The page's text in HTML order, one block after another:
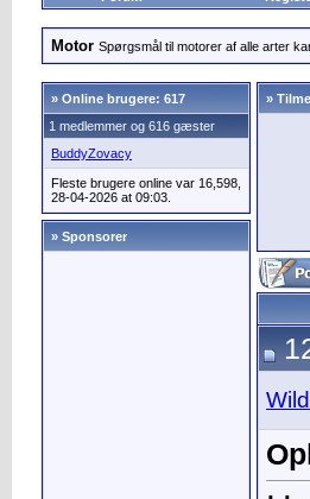
Motor Spørgsmål til motorer af alle arter
» Online brugere: 617
1 medlemmer og 616 gæster
BuddyZovacy
Fleste brugere online var 16,598,
28-04-2026 at 09:03.
» Sponsorer
»